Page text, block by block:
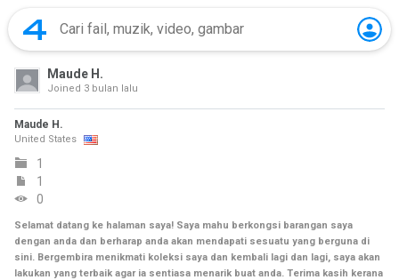
Maude H.
Joined 3 bulan lalu
Maude H.
United States
1
1
0
Selamat datang ke halaman saya! Saya mahu berkongsi barangan saya
dengan anda dan berharap anda akan mendapati sesuatu yang berguna di
sini. Bergembira menikmati koleksi saya dan kembali lagi dan lagi, saya akan
lakukan yang terbaik agar ia sentiasa menarik buat anda. Terima kasih kerana